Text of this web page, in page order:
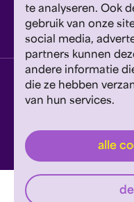
te analyseren. Ook
gebruik van onze
social media,
partners kunnen
andere informatie
die ze hebben
van hun services.
alle
steun ons
privacyverklaring
website door exitable